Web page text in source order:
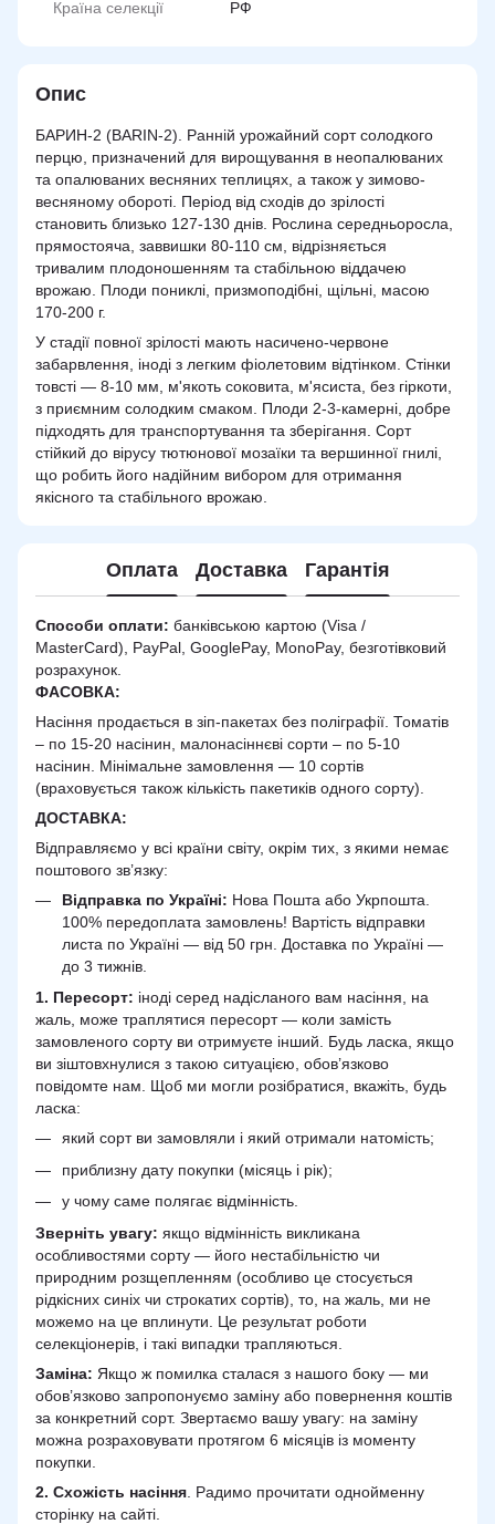
Країна селекції РФ
Опис
БАРИН-2 (BARIN-2). Ранній урожайний сорт солодкого
перцю, призначений для вирощування в неопалюваних
та опалюваних весняних теплицях, а також у зимово-
весняному обороті. Період від сходів до зрілості
становить близько 127-130 днів. Рослина середньоросла,
прямостояча, заввишки 80-110 см, відрізняється
тривалим плодоношенням та стабільною віддачею
врожаю. Плоди пониклі, призмоподібні, щільні, масою
170-200 г.
У стадії повної зрілості мають насичено-червоне
забарвлення, іноді з легким фіолетовим відтінком. Стінки
товсті — 8-10 мм, м'якоть соковита, м'ясиста, без гіркоти,
з приємним солодким смаком. Плоди 2-3-камерні, добре
підходять для транспортування та зберігання. Сорт
стійкий до вірусу тютюнової мозаїки та вершинної гнилі,
що робить його надійним вибором для отримання
якісного та стабільного врожаю.
Оплата Доставка Гарантія
Способи оплати: банківською картою (Visa /
MasterCard), PayPal, GooglePay, MonoPay, безготівковий
розрахунок.
ФАСОВКА:
Насіння продається в зіп-пакетах без поліграфії. Томатів
– по 15-20 насінин, малонасіннєві сорти – по 5-10
насінин. Мінімальне замовлення — 10 сортів
(враховується також кількість пакетиків одного сорту).
ДОСТАВКА:
Відправляємо у всі країни світу, окрім тих, з якими немає
поштового зв’язку:
Відправка по Україні: Нова Пошта або Укрпошта.
100% передоплата замовлень! Вартість відправки
листа по Україні — від 50 грн. Доставка по Україні —
до 3 тижнів.
1. Пересорт: іноді серед надісланого вам насіння, на
жаль, може траплятися пересорт — коли замість
замовленого сорту ви отримуєте інший. Будь ласка, якщо
ви зіштовхнулися з такою ситуацією, обов’язково
повідомте нам. Щоб ми могли розібратися, вкажіть, будь
ласка:
який сорт ви замовляли і який отримали натомість;
приблизну дату покупки (місяць і рік);
у чому саме полягає відмінність.
Зверніть увагу: якщо відмінність викликана
особливостями сорту — його нестабільністю чи
природним розщепленням (особливо це стосується
рідкісних синіх чи строкатих сортів), то, на жаль, ми не
можемо на це вплинути. Це результат роботи
селекціонерів, і такі випадки трапляються.
Заміна: Якщо ж помилка сталася з нашого боку — ми
обов’язково запропонуємо заміну або повернення коштів
за конкретний сорт. Звертаємо вашу увагу: на заміну
можна розраховувати протягом 6 місяців із моменту
покупки.
2. Схожість насіння . Радимо прочитати однойменну
сторінку на сайті.